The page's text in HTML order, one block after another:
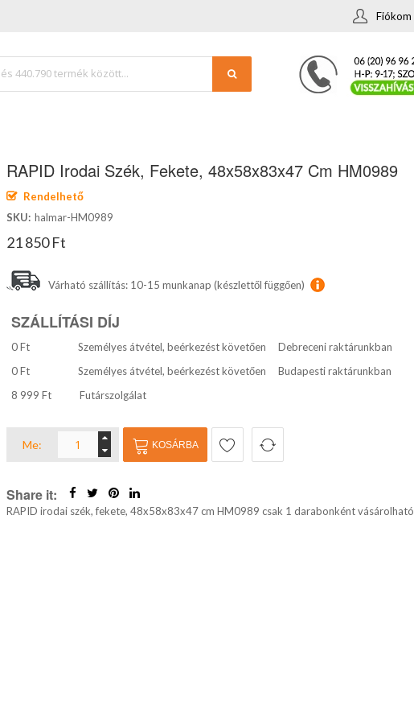
Fiókom
RAPID Irodai Szék, Fekete, 48x58x83x47 Cm HM0989
Rendelhető
SKU halmar-HM0989
21 850 Ft
Várható szállítás: 10-15 munkanap (készlettől függően)
SZÁLLÍTÁSI DÍJ
0 Ft Személyes átvétel, beérkezést követően
Debreceni raktárunkban
0 Ft
Személyes átvétel, beérkezést követően
Budapesti raktárunkban
8 999 Ft
Futárszolgálat
Me: KOSÁRBA
Share it:
RAPID irodai szék, fekete, 48x58x83x47 cm HM0989 csak 1 darabonként vásárolható